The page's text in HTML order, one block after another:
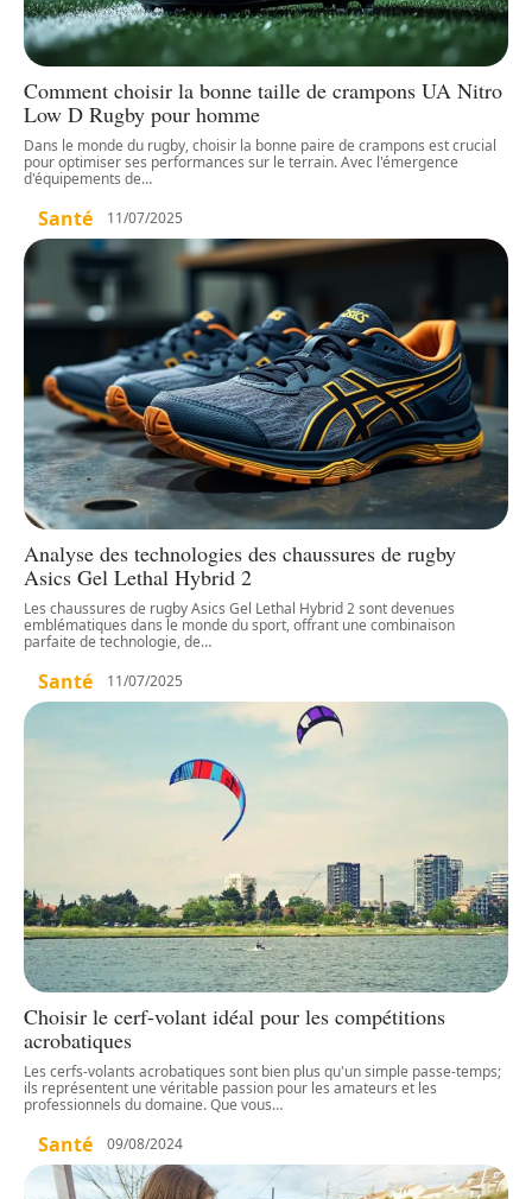
Comment choisir la bonne taille de crampons UA Nitro
Low D Rugby pour homme
Dans le monde du rugby, choisir la bonne paire de crampons est crucial
pour optimiser ses performances sur le terrain. Avec l'émergence
d'équipements de…
Santé 11/07/2025
Analyse des technologies des chaussures de rugby
Asics Gel Lethal Hybrid 2
Les chaussures de rugby Asics Gel Lethal Hybrid 2 sont devenues
emblématiques dans le monde du sport, offrant une combinaison
parfaite de technologie, de…
Santé 11/07/2025
Choisir le cerf-volant idéal pour les compétitions
acrobatiques
Les cerfs-volants acrobatiques sont bien plus qu'un simple passe-temps;
ils représentent une véritable passion pour les amateurs et les
professionnels du domaine. Que vous…
Santé 09/08/2024